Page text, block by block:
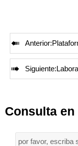
 Anterior:
 Siguiente:
Consulta en